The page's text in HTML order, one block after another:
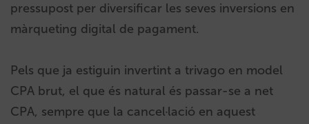
pressupost per diversificar les seves inversions en
màrqueting digital de pagament.
Pels que ja estiguin invertint a trivago en model
CPA brut, el que és natural és passar-se a net
CPA, sempre que la cancel·lació en aquest